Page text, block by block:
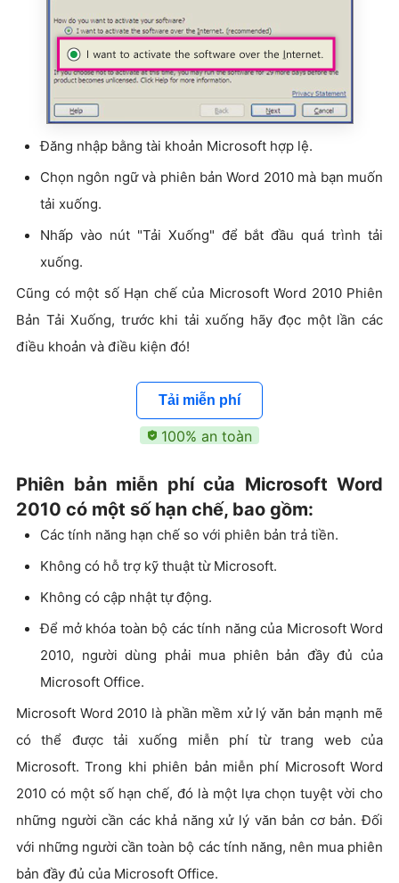
Đăng nhập bằng tài khoản Microsoft hợp lệ.
Chọn ngôn ngữ và phiên bản Word 2010 mà bạn muốn
tải xuống.
Nhấp vào nút "Tải Xuống" để bắt đầu quá trình tải
xuống.
Cũng có một số Hạn chế của Microsoft Word 2010 Phiên
Bản Tải Xuống, trước khi tải xuống hãy đọc một lần các
điều khoản và điều kiện đó!
Tải miễn phí
100% an toàn
Phiên bản miễn phí của Microsoft Word
2010 có một số hạn chế, bao gồm:
Các tính năng hạn chế so với phiên bản trả tiền.
Không có hỗ trợ kỹ thuật từ Microsoft.
Không có cập nhật tự động.
Để mở khóa toàn bộ các tính năng của Microsoft Word
2010, người dùng phải mua phiên bản đầy đủ của
Microsoft Office.
Microsoft Word 2010 là phần mềm xử lý văn bản mạnh mẽ
có thể được tải xuống miễn phí từ trang web của
Microsoft. Trong khi phiên bản miễn phí Microsoft Word
2010 có một số hạn chế, đó là một lựa chọn tuyệt vời cho
những người cần các khả năng xử lý văn bản cơ bản. Đối
với những người cần toàn bộ các tính năng, nên mua phiên
bản đầy đủ của Microsoft Office.